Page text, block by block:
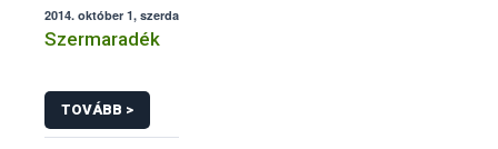
2014. október 1, szerda
Szermaradék
TOVÁBB >